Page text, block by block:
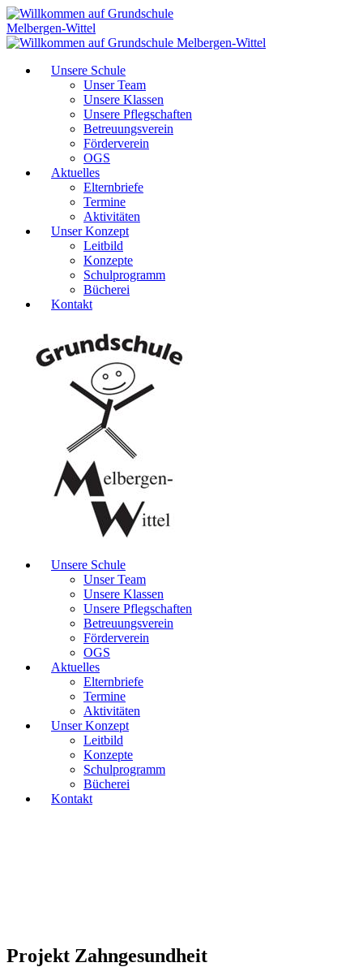
Unsere Schule
Unser Team
Unsere Klassen
Unsere Pflegschaften
Betreuungsverein
Förderverein
OGS
Aktuelles
Elternbriefe
Termine
Aktivitäten
Unser Konzept
Leitbild
Konzepte
Schulprogramm
Bücherei
Kontakt
Unsere Schule
Unser Team
Unsere Klassen
Unsere Pflegschaften
Betreuungsverein
Förderverein
OGS
Aktuelles
Elternbriefe
Termine
Aktivitäten
Unser Konzept
Leitbild
Konzepte
Schulprogramm
Bücherei
Kontakt
Projekt Zahngesundheit